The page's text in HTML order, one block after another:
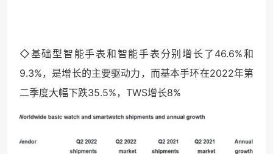
◇基础型智能手表和智能手表分别增长了46.6%和
9.3%，是增长的主要驱动力，而基本手环在2022年第
二季度大幅下跌35.5%，TWS增长8%